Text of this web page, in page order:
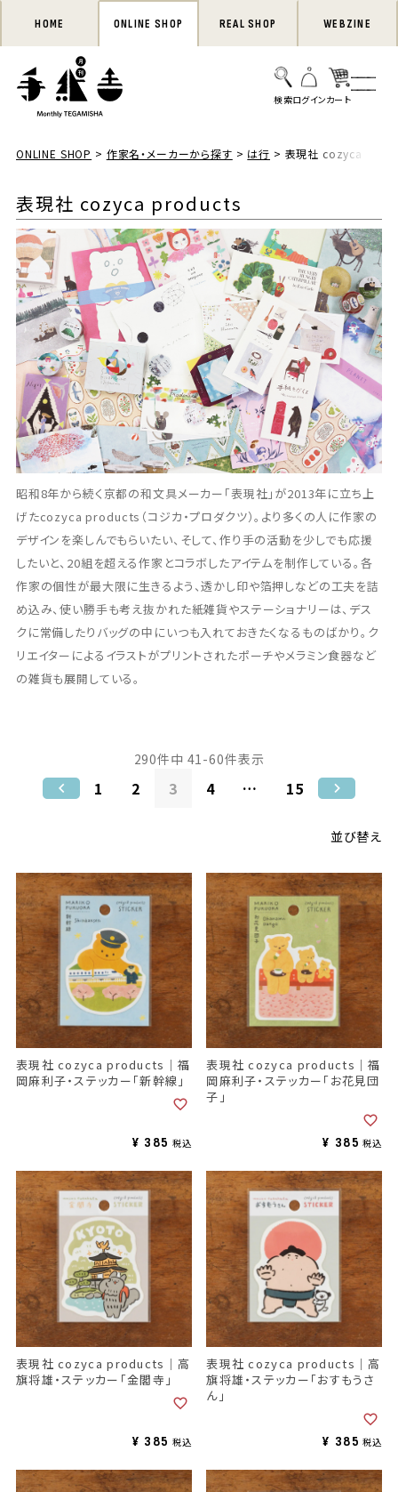
HOME ONLINE SHOP REAL SHOP WEBZINE
ONLINE SHOP 作家名・メーカーから探す は行 表現社 cozyca
表現社 cozyca products
昭和8年から続く京都の和文具メーカー「表現社」が2013年に立ち上
げたcozyca products（コジカ・プロダクツ）。より多くの人に作家の
デザインを楽しんでもらいたい、そして、作り手の活動を少しでも応援
したいと、20組を超える作家とコラボしたアイテムを制作している。各
作家の個性が最大限に生きるよう、透かし印や箔押しなどの工夫を詰
め込み、使い勝手も考え抜かれた紙雑貨やステーショナリーは、デス
クに常備したりバッグの中にいつも入れておきたくなるものばかり。ク
リエイターによるイラストがプリントされたポーチやメラミン食器など
の雑貨も展開している。
並び替え
290件中 41 -60件表示
1 2 3 4 … 15
表現社 cozyca products｜福
岡麻利子・ステッカー「新幹線」
¥ 385 税込
表現社 cozyca products｜福
岡麻利子・ステッカー「お花見団
子」
¥ 385 税込
表現社 cozyca products｜高
旗将雄・ステッカー「金閣寺」
¥ 385 税込
表現社 cozyca products｜高
旗将雄・ステッカー「おすもうさ
ん」
¥ 385 税込